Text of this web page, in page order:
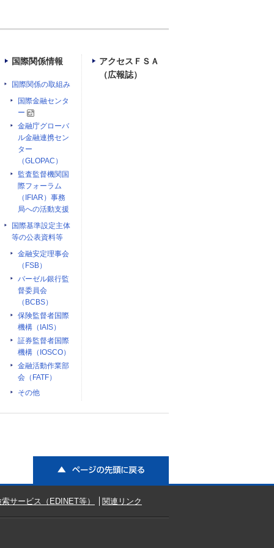
国際関係情報
国際関係の取組み
国際金融センタ
ー
金融庁グローバ
ル金融連携セン
ター
（GLOPAC）
監査監督機関国
際フォーラム
（IFIAR）事務
局への活動支援
国際基準設定主体
等の公表資料等
金融安定理事会
（FSB）
バーゼル銀行監
督委員会
（BCBS）
保険監督者国際
機構（IAIS）
証券監督者国際
機構（IOSCO）
金融活動作業部
会（FATF）
その他
アクセスＦＳＡ
（広報誌）
サービス（EDINET等） 関連リンク